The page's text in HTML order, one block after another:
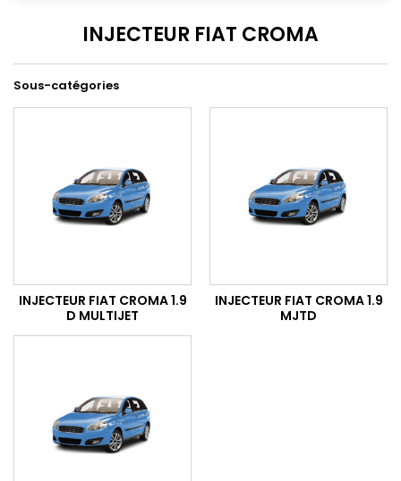
INJECTEUR FIAT CROMA
Sous-catégories
INJECTEUR FIAT CROMA 1.9
D MULTIJET
INJECTEUR FIAT CROMA 1.9
MJTD